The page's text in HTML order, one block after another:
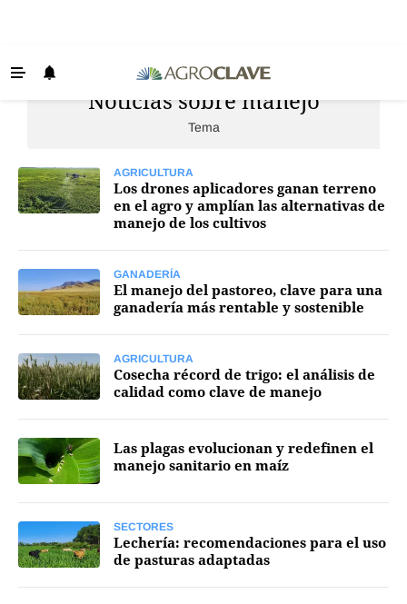
Lechería
Agenda
Clima
Agronegocios
Seguinos
Noticias sobre manejo
Tema
AGRICULTURA
Los drones aplicadores ganan terreno
en el agro y amplían las alternativas de
manejo de los cultivos
GANADERÍA
El manejo del pastoreo, clave para una
ganadería más rentable y sostenible
AGRICULTURA
Cosecha récord de trigo: el análisis de
calidad como clave de manejo
Las plagas evolucionan y redefinen el
manejo sanitario en maíz
SECTORES
Lechería: recomendaciones para el uso
de pasturas adaptadas